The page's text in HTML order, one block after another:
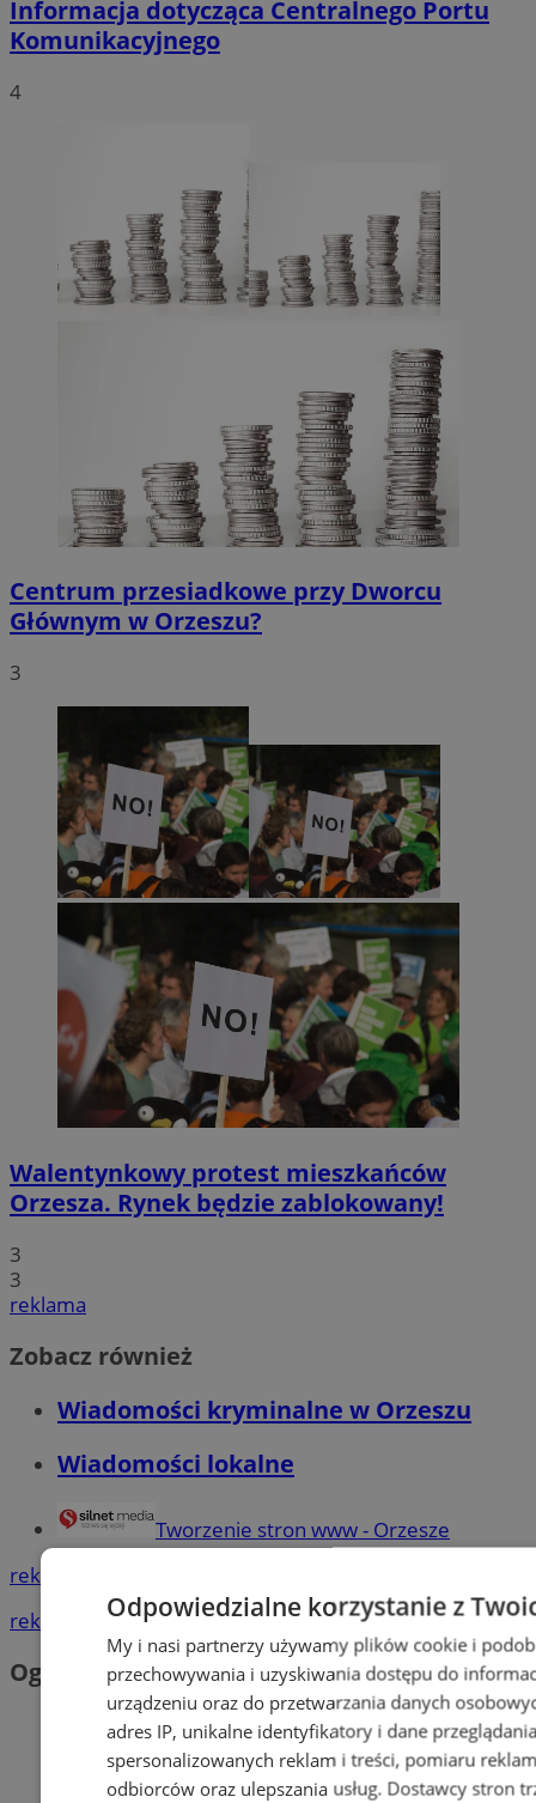
Informacja dotycząca Centralnego Portu
Komunikacyjnego
4
Centrum przesiadkowe przy Dworcu
Głównym w Orzeszu?
3
Walentynkowy protest mieszkańców
Orzesza. Rynek będzie zablokowany!
3
3
reklama
Zobacz również
Wiadomości kryminalne w Orzeszu
Wiadomości lokalne
Tworzenie stron www - Orzesze
reklama
reklama
Ogłoszenia
Odpowiedzialne korzystanie z
My i nasi partnerzy używamy plików cookie i
przechowywania i uzyskiwania dostępu do
urządzeniu oraz do przetwarzania danych
adres IP, unikalne identyfikatory i dane
spersonalizowanych reklam i treści, pomiaru
odbiorców oraz ulepszania usług. Dostawcy stron